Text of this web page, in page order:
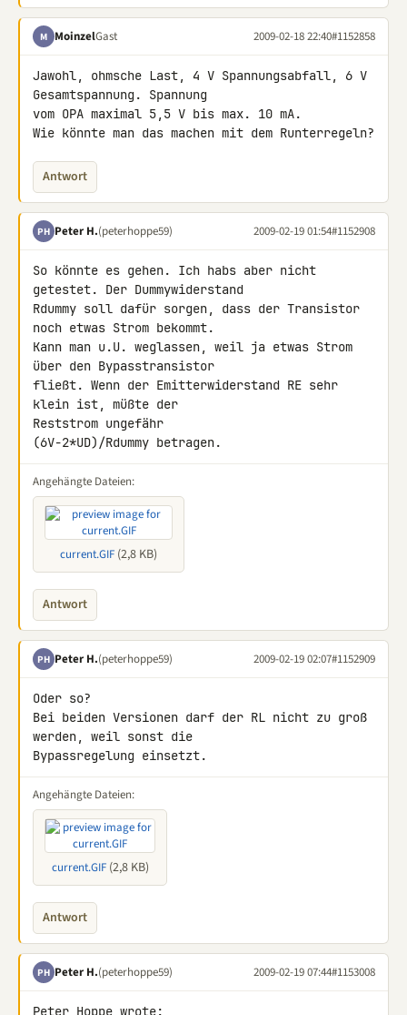
M MoinzelGast 2009-02-18 22:40#1152858
Jawohl, ohmsche Last, 4 V Spannungsabfall, 6 V
Gesamtspannung. Spannung
vom OPA maximal 5,5 V bis max. 10 mA.
Wie könnte man das machen mit dem Runterregeln?
Antwort
PH Peter H.(peterhoppe59) 2009-02-19 01:54#1152908
So könnte es gehen. Ich habs aber nicht
getestet. Der Dummywiderstand
Rdummy soll dafür sorgen, dass der Transistor
noch etwas Strom bekommt.
Kann man u.U. weglassen, weil ja etwas Strom
über den Bypasstransistor
fließt. Wenn der Emitterwiderstand RE sehr
klein ist, müßte der
Reststrom ungefähr
(6V-2*UD)/Rdummy betragen.
Angehängte Dateien:
current.GIF (2,8 KB)
Antwort
PH Peter H.(peterhoppe59) 2009-02-19 02:07#1152909
Oder so?
Bei beiden Versionen darf der RL nicht zu groß
werden, weil sonst die
Bypassregelung einsetzt.
Angehängte Dateien:
current.GIF(2,8 KB)
Antwort
PH Peter H.(peterhoppe59) 2009-02-19 07:44#1153008